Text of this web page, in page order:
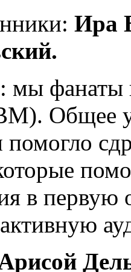
Ира
мы фанаты
Общее
в первую
активную